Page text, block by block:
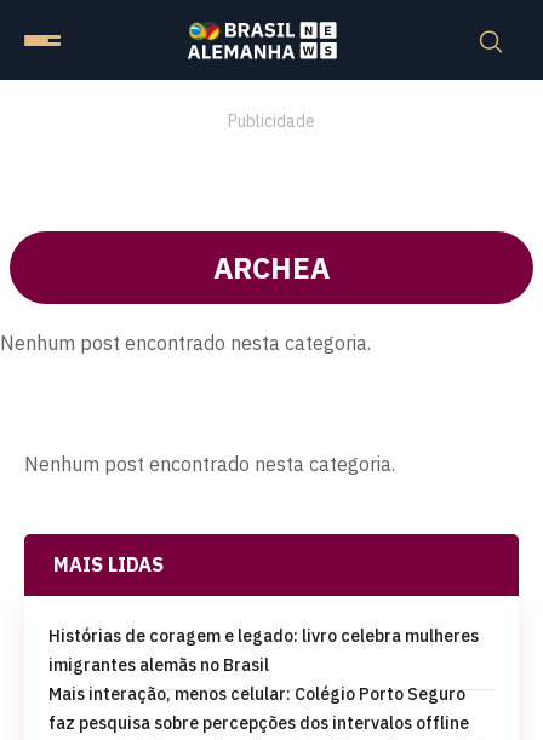
Publicidade
ARCHEA
Nenhum post encontrado nesta categoria.
Nenhum post encontrado nesta categoria.
MAIS LIDAS
Histórias de coragem e legado: livro celebra mulheres
imigrantes alemãs no Brasil
Mais interação, menos celular: Colégio Porto Seguro
faz pesquisa sobre percepções dos intervalos offline